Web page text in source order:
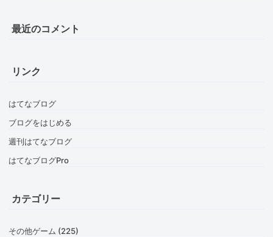
最近のコメント
リンク
はてなブログ
ブログをはじめる
週刊はてなブログ
はてなブログPro
カテゴリー
その他ゲーム (225)